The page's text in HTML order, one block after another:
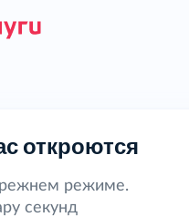
откроются
режиме.
секунд